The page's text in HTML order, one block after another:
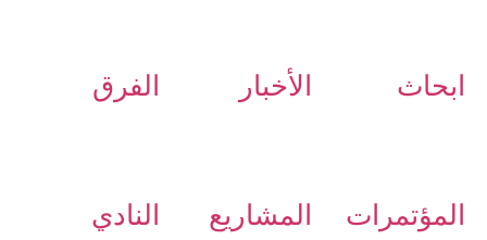
ابحاث الأخبار الفرق
المؤتمرات المشاريع
النادي